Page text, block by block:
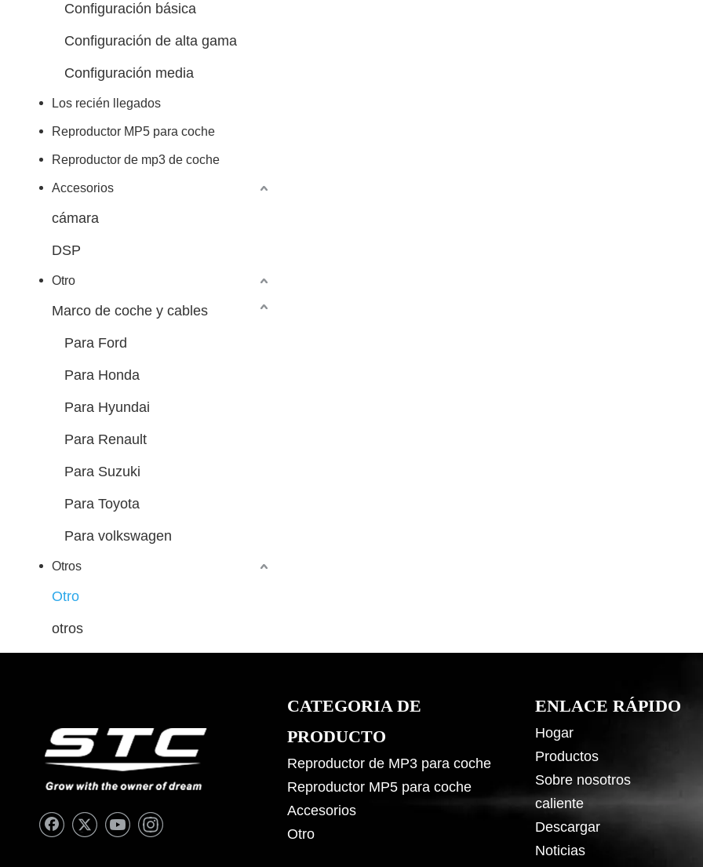
Configuración básica
Configuración de alta gama
Configuración media
Los recién llegados
Reproductor MP5 para coche
Reproductor de mp3 de coche
Accesorios
cámara
DSP
Otro
Marco de coche y cables
Para Ford
Para Honda
Para Hyundai
Para Renault
Para Suzuki
Para Toyota
Para volkswagen
Otros
Otro
otros
CATEGORIA DE
PRODUCTO
Reproductor de MP3 para coche
Reproductor MP5 para coche
Accesorios
Otro
ENLACE RÁPIDO
Hogar
Productos
Sobre nosotros
caliente
Descargar
Noticias